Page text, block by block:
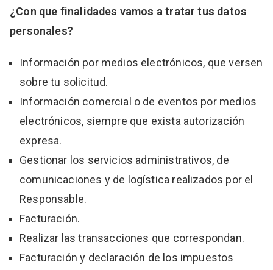
¿Con que finalidades vamos a tratar tus datos
personales?
Información por medios electrónicos, que versen
sobre tu solicitud.
Información comercial o de eventos por medios
electrónicos, siempre que exista autorización
expresa.
Gestionar los servicios administrativos, de
comunicaciones y de logística realizados por el
Responsable.
Facturación.
Realizar las transacciones que correspondan.
Facturación y declaración de los impuestos